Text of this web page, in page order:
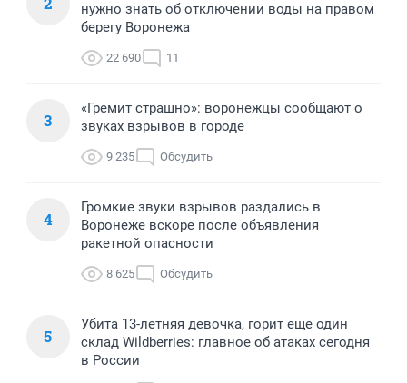
нужно знать об отключении воды на правом
берегу Воронежа
22 690 11
3
«Гремит страшно»: воронежцы сообщают о
звуках взрывов в городе
9 235 Обсудить
4
Громкие звуки взрывов раздались в
Воронеже вскоре после объявления
ракетной опасности
8 625 Обсудить
5
Убита 13-летняя девочка, горит еще один
склад Wildberries: главное об атаках сегодня
в России